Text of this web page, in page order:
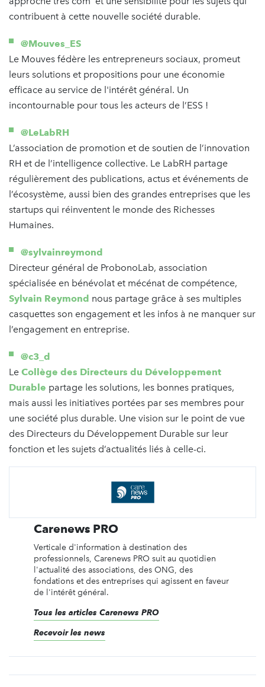
contribuent à cette nouvelle société durable.
@Mouves_ES
Le Mouves fédère les entrepreneurs sociaux, promeut
leurs solutions et propositions pour une économie
efficace au service de l'intérêt général. Un
incontournable pour tous les acteurs de l’ESS !
@LeLabRH
L’association de promotion et de soutien de l’innovation
RH et de l’intelligence collective. Le LabRH partage
régulièrement des publications, actus et événements de
l’écosystème, aussi bien des grandes entreprises que les
startups qui réinventent le monde des Richesses
Humaines.
@sylvainreymond
Directeur général de ProbonoLab, association
spécialisée en bénévolat et mécénat de compétence,
Sylvain Reymond nous partage grâce à ses multiples
casquettes son engagement et les infos à ne manquer sur
l’engagement en entreprise.
@c3_d
Le Collège des Directeurs du Développement
Durable partage les solutions, les bonnes pratiques,
mais aussi les initiatives portées par ses membres pour
une société plus durable. Une vision sur le point de vue
des Directeurs du Développement Durable sur leur
fonction et les sujets d’actualités liés à celle-ci.
Carenews PRO
Verticale d'information à destination des
professionnels, Carenews PRO suit au quotidien
l'actualité des associations, des ONG, des
fondations et des entreprises qui agissent en faveur
de l'intérêt général.
Tous les articles Carenews PRO
Recevoir les news